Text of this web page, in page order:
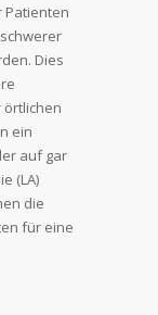
Patienten
Dies
örtlichen
ein
auf gar
(LA)
die
für eine